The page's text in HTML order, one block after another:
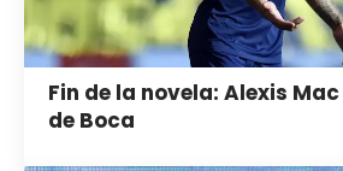
Fin de la novela: Alexis
de Boca